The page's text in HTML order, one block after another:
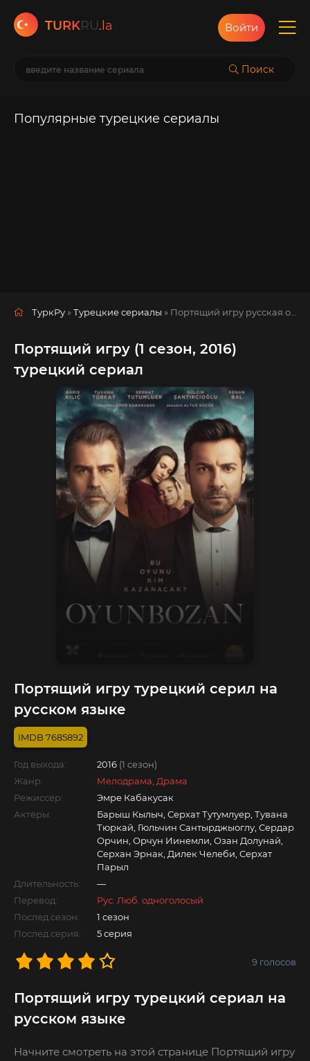
TURKRU.la
Поиск
Войти
Популярные турецкие сериалы
ТуркРу »Турецкие сериалы » Портящий игру русская озвучка смотреть полностью онлайн!
Портящий игру (1 сезон, 2016)
турецкий сериал
Портящий игру турецкий серил на
русском языке
7685892
Год выхода: 2016 (1 сезон)
Жанр:
Мелодрама, Драма
Режиссер:
Эмре Кабакусак
Актёры:
Барыш Кылыч, Серхат Тутумлуер, Тувана
Тюркай, Гюльчин Сантырджыоглу, Сердар
Орчин, Орчун Иинемли, Озан Долунай,
Серхан Эрнак, Дилек Челеби, Серхат
Парыл
Длительность:
—
Перевод:
Рус. Люб. одноголосый
Послед.сезон:
1 сезон
Послед.серия:
5 серия
9 голосов
Портящий игру турецкий сериал на
русском языке
Начните смотреть на этой странице Портящий игру